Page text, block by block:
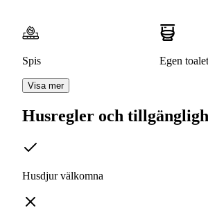
Spis Egen
Visa mer
Husregler och
Husdjur välkomna